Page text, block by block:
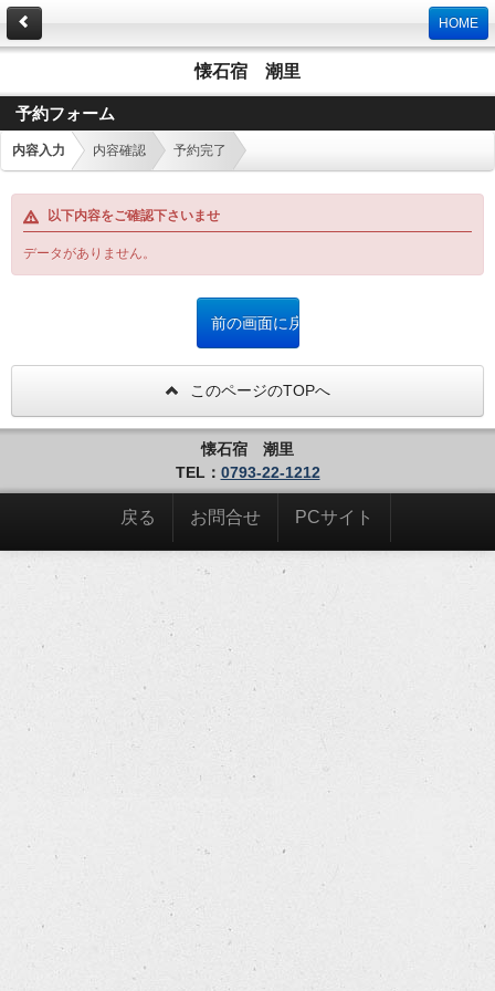
HOME
懐石宿 潮里
予約フォーム
内容入力 内容確認 予約完了
以下内容をご確認下さいませ
データがありません。
このページのTOPへ
懐石宿 潮里
TEL： 0793-22-1212
戻る お問合せ PCサイト